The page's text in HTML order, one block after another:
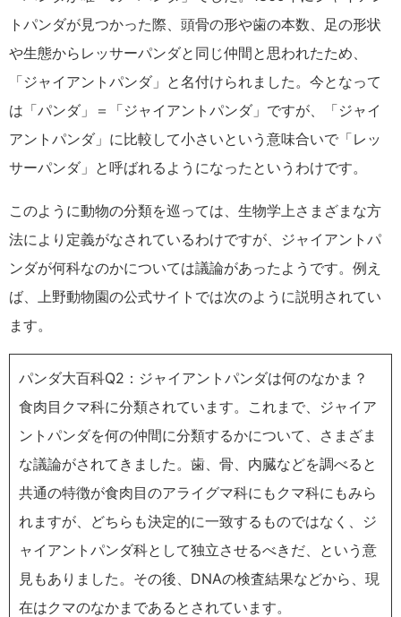
トパンダが見つかった際、頭骨の形や歯の本数、足の形状
や生態からレッサーパンダと同じ仲間と思われたため、
「ジャイアントパンダ」と名付けられました。今となって
は「パンダ」＝「ジャイアントパンダ」ですが、「ジャイ
アントパンダ」に比較して小さいという意味合いで「レッ
サーパンダ」と呼ばれるようになったというわけです。
このように動物の分類を巡っては、生物学上さまざまな方
法により定義がなされているわけですが、ジャイアントパ
ンダが何科なのかについては議論があったようです。例え
ば、上野動物園の公式サイトでは次のように説明されてい
ます。
パンダ大百科Q2：ジャイアントパンダは何のなかま？
食肉目クマ科に分類されています。これまで、ジャイア
ントパンダを何の仲間に分類するかについて、さまざま
な議論がされてきました。歯、骨、内臓などを調べると
共通の特徴が食肉目のアライグマ科にもクマ科にもみら
れますが、どちらも決定的に一致するものではなく、ジ
ャイアントパンダ科として独立させるべきだ、という意
見もありました。その後、DNAの検査結果などから、現
在はクマのなかまであるとされています。